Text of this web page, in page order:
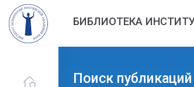
БИБЛИОТЕКА
Поиск